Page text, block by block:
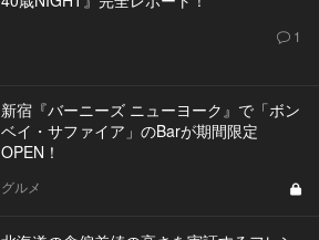
1
新宿『バーニーズ ニューヨーク』で「ボン
ベイ・サファイア」のBarが期間限定
OPEN！
グルメ